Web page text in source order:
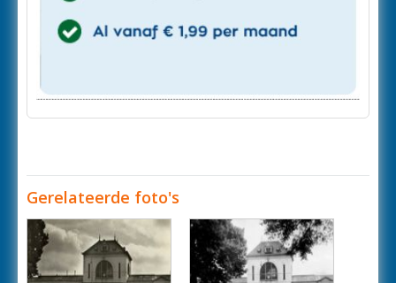
Gerelateerde foto's